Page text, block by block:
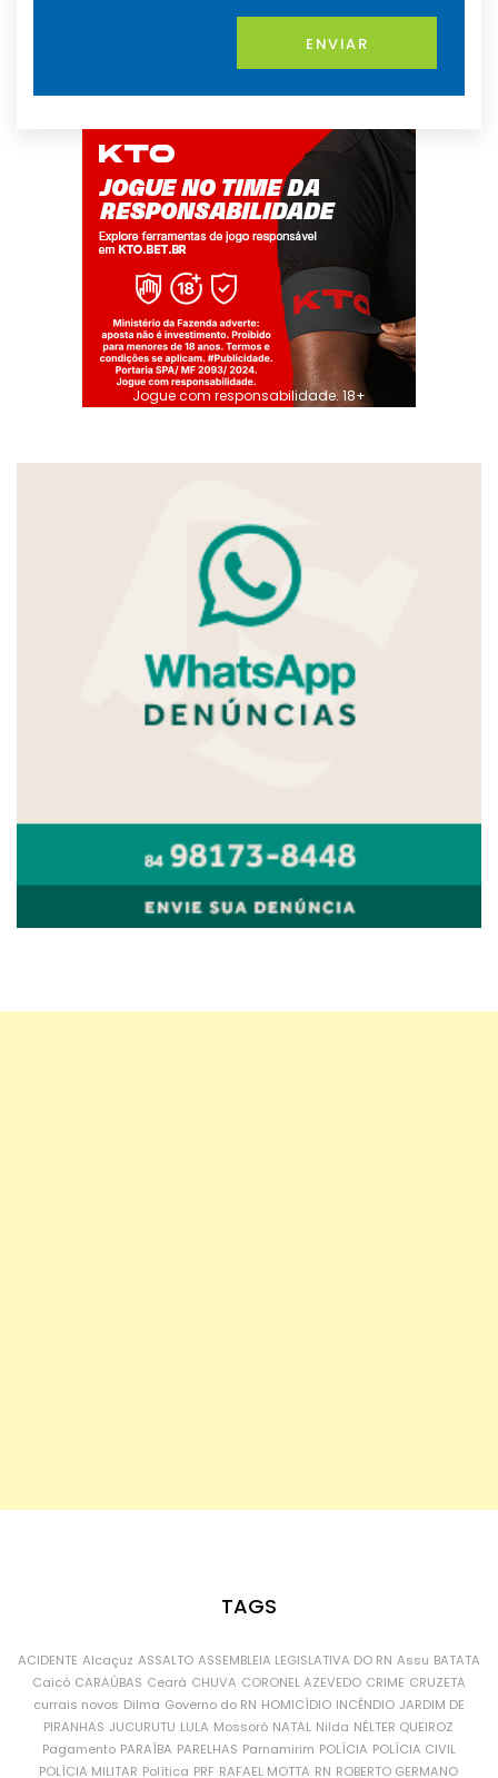
ENVIAR
Jogue com responsabilidade. 18+
TAGS
ACIDENTE Alcaçuz ASSALTO ASSEMBLEIA LEGISLATIVA DO RN Assu BATATA
Caicó CARAÚBAS Ceará CHUVA CORONEL AZEVEDO CRIME CRUZETA
currais novos Dilma Governo do RN HOMICÍDIO INCÊNDIO JARDIM DE
PIRANHAS JUCURUTU LULA Mossoró NATAL Nilda NÉLTER QUEIROZ
Pagamento PARAÍBA PARELHAS Parnamirim POLÍCIA POLÍCIA CIVIL
POLÍCIA MILITAR Política PRF RAFAEL MOTTA RN ROBERTO GERMANO